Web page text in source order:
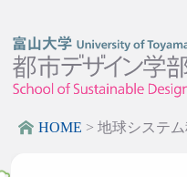
HOME > 地球システ